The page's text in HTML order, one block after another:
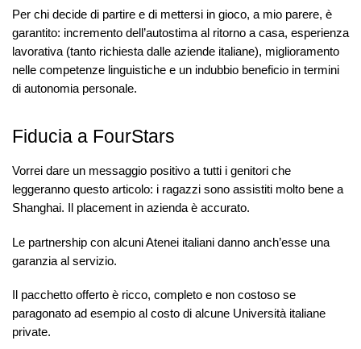
Per chi decide di partire e di mettersi in gioco, a mio parere, è
garantito: incremento dell’autostima al ritorno a casa, esperienza
lavorativa (tanto richiesta dalle aziende italiane), miglioramento
nelle competenze linguistiche e un indubbio beneficio in termini
di autonomia personale.
Fiducia a FourStars
Vorrei dare un messaggio positivo a tutti i genitori che
leggeranno questo articolo: i ragazzi sono assistiti molto bene a
Shanghai. Il placement in azienda è accurato.
Le partnership con alcuni Atenei italiani danno anch’esse una
garanzia al servizio.
Il pacchetto offerto è ricco, completo e non costoso se
paragonato ad esempio al costo di alcune Università italiane
private.